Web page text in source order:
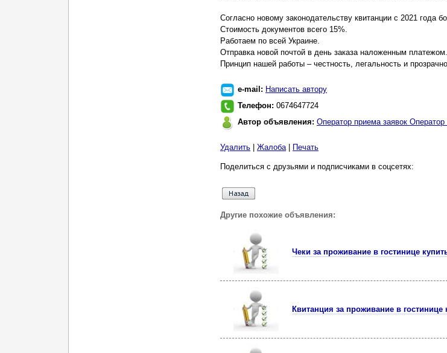
Согласно новому законодательству квитанции с 2021
Стоимость документов всего 15%.
Работаем по всей Украине.
Отправка новой почтой в день заказа наложенным платежом.
Принцип нашей работы – честность, легальность и
e-mail: Написать автору
Телефон: 0674647724
Автор объявления: Оператор приема заявок Оператор
Удалить Жалоба| Печать
Поделиться с друзьями и подписчиками в соцсетях:
Другие похожие объявления:
Чеки за проживание в гостинице
Квитанция за проживание в